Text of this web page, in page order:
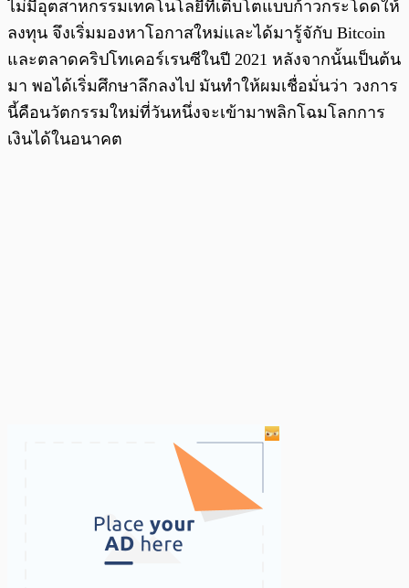
ไม่มีอุตสาหกรรมเทคโนโลยีที่เติบโตแบบก้าวกระโดดให้
ลงทุน จึงเริ่มมองหาโอกาสใหม่และได้มารู้จักับ Bitcoin
และตลาดคริปโทเคอร์เรนซีในปี 2021 หลังจากนั้นเป็นต้น
มา พอได้เริ่มศึกษาลึกลงไป มันทำให้ผมเชื่อมั่นว่า วงการ
นี้คือนวัตกรรมใหม่ที่วันหนึ่งจะเข้ามาพลิกโฉมโลกการ
เงินได้ในอนาคต